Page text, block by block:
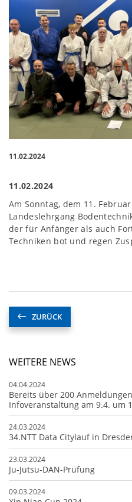
11.02.2024
11.02.2024
Am Sonntag, dem 11.
Landeslehrgang
der für Anfänger als auch
Techniken bot und regen
ZURÜCK
WEITERE NEWS
04.04.2024
Bereits über 200
Infoveranstaltung am 9.4. um
24.03.2024
34.NTT Data Citylauf in
23.03.2024
Ju-Jutsu-DAN-Prüfung
09.03.2024